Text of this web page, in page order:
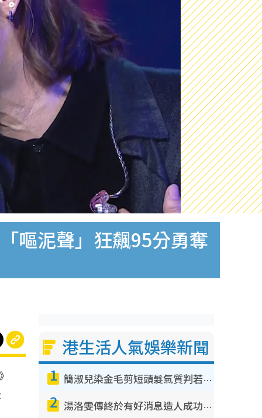
嘔泥聲」狂飆95分勇奪
港生活人氣娛樂新聞
1 簡淑兒染金毛剪短頭髮氣質判若兩人！嚇壞老公麥大力都認唔出：「你做咩事？」
2 湯洛雯傳終於有好消息造人成功！兩大細節曝孕味極濃惹猜測：大肚婆先會咁！